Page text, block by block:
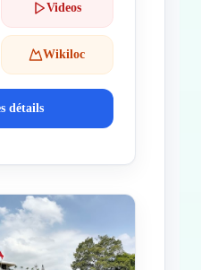
Videos
Wikiloc
détails